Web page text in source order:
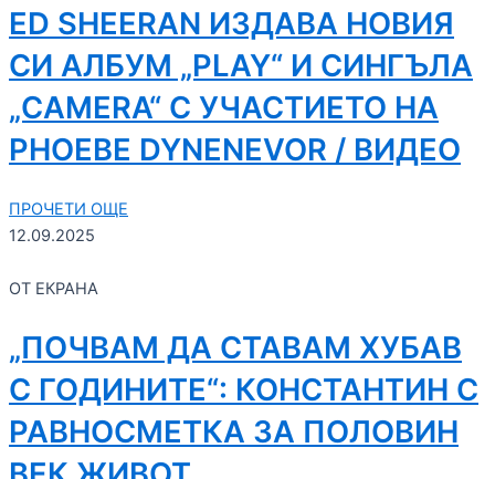
ED SHEERAN ИЗДАВА НОВИЯ
СИ АЛБУМ „PLAY“ И СИНГЪЛА
„CAMERA“ С УЧАСТИЕТО НА
PHOEBE DYNENEVOR / ВИДЕО
ПРОЧЕТИ ОЩЕ
12.09.2025
ОТ ЕКРАНА
„ПОЧВАМ ДА СТАВАМ ХУБАВ
С ГОДИНИТЕ“: КОНСТАНТИН С
РАВНОСМЕТКА ЗА ПОЛОВИН